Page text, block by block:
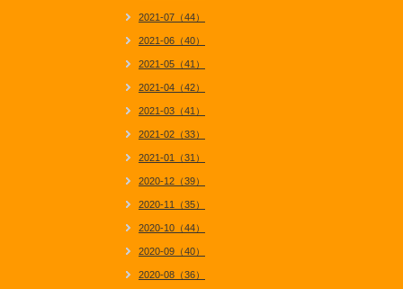
2021-07（44）
2021-06（40）
2021-05（41）
2021-04（42）
2021-03（41）
2021-02（33）
2021-01（31）
2020-12（39）
2020-11（35）
2020-10（44）
2020-09（40）
2020-08（36）